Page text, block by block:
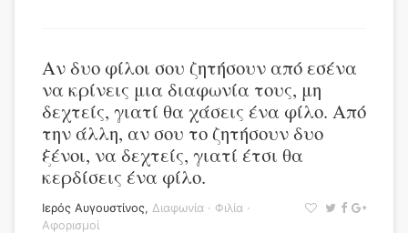
Αν δυο φίλοι σου ζητήσουν από εσένα
να κρίνεις μια διαφωνία τους, μη
δεχτείς, γιατί θα χάσεις ένα φίλο. Από
την άλλη, αν σου το ζητήσουν δυο
ξένοι, να δεχτείς, γιατί έτσι θα
κερδίσεις ένα φίλο.
Ιερός Αυγουστίνος, Διαφωνία · Φιλία ·
Αφορισμοί